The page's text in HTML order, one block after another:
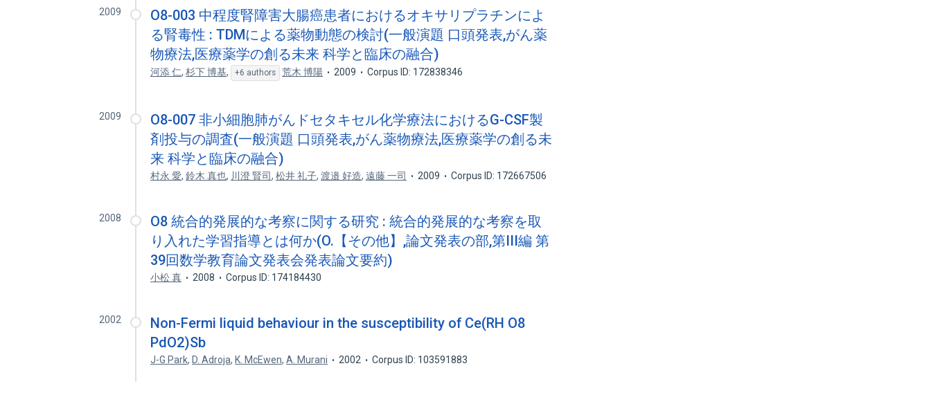
2009
O8-003 中程度腎障害大腸癌患者におけるオキサリプラチンによ
る腎毒性 : TDMによる薬物動態の検討(一般演題 口頭発表,がん薬
物療法,医療薬学の創る未来 科学と臨床の融合)
河添 仁,杉下 博基, +6 authors 荒木 博陽 2009 Corpus ID: 172838346
2009
O8-007 非小細胞肺がんドセタキセル化学療法におけるG-CSF製
剤投与の調査(一般演題 口頭発表,がん薬物療法,医療薬学の創る未
来 科学と臨床の融合)
村永 愛,鈴木 真也, 川澄 賢司,松井 礼子,渡邉 好造,遠藤 一司 2009 Corpus ID: 172667506
2008
O8 統合的発展的な考察に関する研究 : 統合的発展的な考察を取
り入れた学習指導とは何か(O.【その他】,論文発表の部,第III編 第
39回数学教育論文発表会発表論文要約)
小松 真 2008 Corpus ID: 174184430
2002
Non-Fermi liquid behaviour in the susceptibility of Ce(RH O8
PdO2)Sb
J-G Park, D. Adroja, K. McEwen,A. Murani 2002 Corpus ID: 103591883